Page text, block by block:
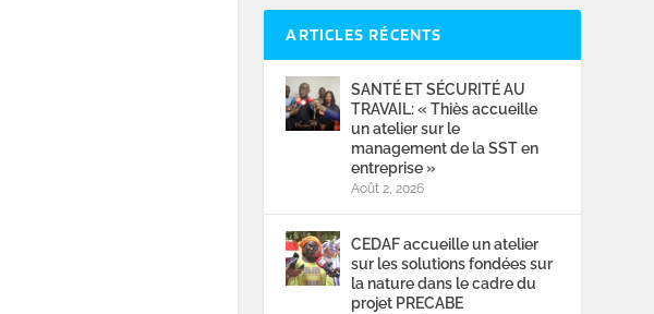
ARTICLES RÉCENTS
SANTÉ ET SÉCURITÉ AU
TRAVAIL: « Thiès accueille
un atelier sur le
management de la SST en
entreprise »
Août 2, 2026
CEDAF accueille un atelier
sur les solutions fondées sur
la nature dans le cadre du
projet PRECABE